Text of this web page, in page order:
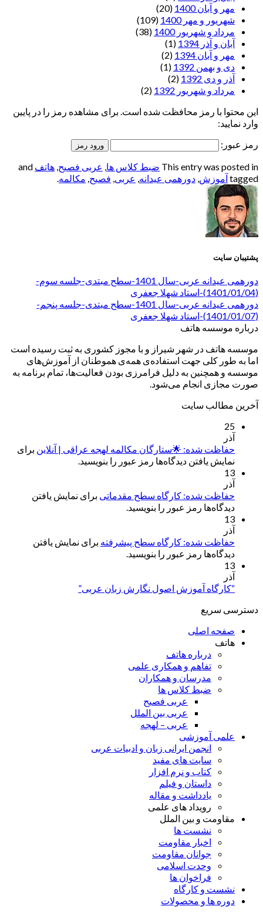
مهر و آبان 1400
(20)
شهریور و مهر 1400
(109)
مرداد و شهریور 1400
(38)
آبان و آذر 1394
(1)
مهر و آبان 1394
(2)
دی و بهمن 1392
(1)
آذر و دی 1392
(2)
مرداد و شهریور 1392
(2)
این محتوا با رمز محافظت شده است. برای مشاهده رمز را در پایین
وارد نمایید:
رمز عبور:
This entry was posted in ضبط کلاس ها, عربی فصیح, هاتف and
tagged آموزش, دورهمی عیدانه, عربی, فصیح, مکالمه.
پشتیبان سایت
دورهمی عیدانه عربی-سال 1401-سطح مبتدی-جلسه سوم-
(1401/01/04)-استاد شهلا جعفری
دورهمی عیدانه عربی-سال 1401-سطح مبتدی-جلسه پنجم-
(1401/01/07)-استاد شهلا جعفری
درباره موسسه هاتف
موسسه هاتف در شهر شیراز و با مجوز کشوری به ثبت رسیده است
اما به طور کلی جهت استفاده‌ی همه‌ی هموطنان از آموزش‌های
موسسه و همچنین به دلیل فرامرزی بودن فعالیت‌ها، تمام برنامه به
صورت مجازی انجام می‌شود.
آخرین مطالب سایت
25
آذر
حفاظت شده: 🌟ستارگان مکالمه لهجه عراقی | آنلاین برای
نمایش یافتن دیدگاه‌ها رمز عبور را بنویسید.
13
آذر
حفاظت شده: کارگاه سطح مقدماتی برای نمایش یافتن
دیدگاه‌ها رمز عبور را بنویسید.
13
آذر
حفاظت شده: کارگاه سطح پیشرفته برای نمایش یافتن
دیدگاه‌ها رمز عبور را بنویسید.
13
آذر
“کارگاه آموزش اصول نگارش زبان عربی”
دسترسی سریع
صفحه اصلی
هاتف
درباره هاتف
تفاهم و همکاری علمی
مدرسان و همکاران
ضبط کلاس ها
عربی فصیح
عربی بین الملل
عربی – لهجه
علمی آموزشی
انجمن ایرانی زبان و ادبیات عربی
سایت های مفید
کتاب و نرم افزار
داستان و فیلم
یادداشت و مقاله
رویداد های علمی
مقاومت و بین الملل
نشست ها
اخبار مقاومت
جوانان مقاومت
وحدت اسلامی
فراخوان ها
نشست و کارگاه
دوره ها و محصولات